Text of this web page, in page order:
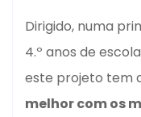
Dirigido, numa
4.º anos de
este projeto tem
melhor com os